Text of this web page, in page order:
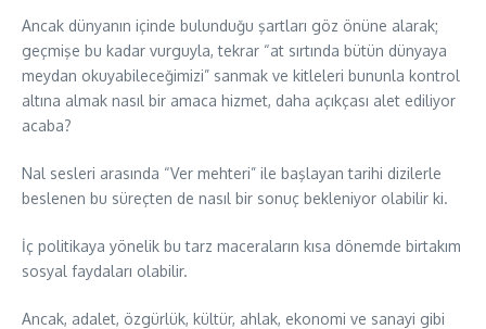
Ancak dünyanın içinde bulunduğu şartları göz önüne alarak;
geçmişe bu kadar vurguyla, tekrar “at sırtında bütün dünyaya
meydan okuyabileceğimizi” sanmak ve kitleleri bununla kontrol
altına almak nasıl bir amaca hizmet, daha açıkçası alet ediliyor
acaba?
Nal sesleri arasında “Ver mehteri” ile başlayan tarihi dizilerle
beslenen bu süreçten de nasıl bir sonuç bekleniyor olabilir ki.
İç politikaya yönelik bu tarz maceraların kısa dönemde birtakım
sosyal faydaları olabilir.
Ancak, adalet, özgürlük, kültür, ahlak, ekonomi ve sanayi gibi